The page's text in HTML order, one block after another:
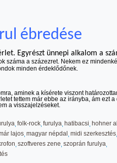
ébredése
Egyrészt ünnepi alkalom a
száma a százezret. Nekem ez
minden érdeklődőnek.
aminek a kísérete viszont
tettem már ebbe az irányba, ám ezt a
a visszajelzéseket.
folk-rock furulya hatibacsi hohner
lajos magyar népdal midi szerkesztés
szoftveres zene szoprán furulya